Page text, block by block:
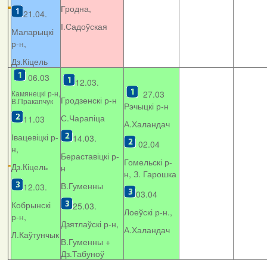
21.04.
Маларыцкі
р-н,
Дз.Кіцель
Гродна,
І.Садоўская
06.03
Камянецкі р-н,
В.Пракапчук
11.03
Івацевіцкі р-
н,
Дз.Кіцель
12.03.
Кобрынскі
р-н,
Л.Каўтунчык
12.03.
Гродзенскі р-н
С.Чарапіца
14.03.
Бераставіцкі р-
н
В.Гуменны
25.03.
Дзятлаўскі р-н,
В.Гуменны +
Дз.Табуноў
27.03
Рэчыцкі р-н
А.Халандач
02.04
Гомельскі р-
н, З. Гарошка
03.04
Лоеўскі р-н.,
А.Халандач